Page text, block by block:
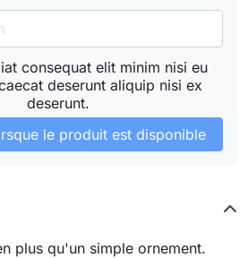
consequat elit minim nisi eu
deserunt aliquip nisi ex
deserunt.
le produit est disponible
plus qu'un simple ornement.